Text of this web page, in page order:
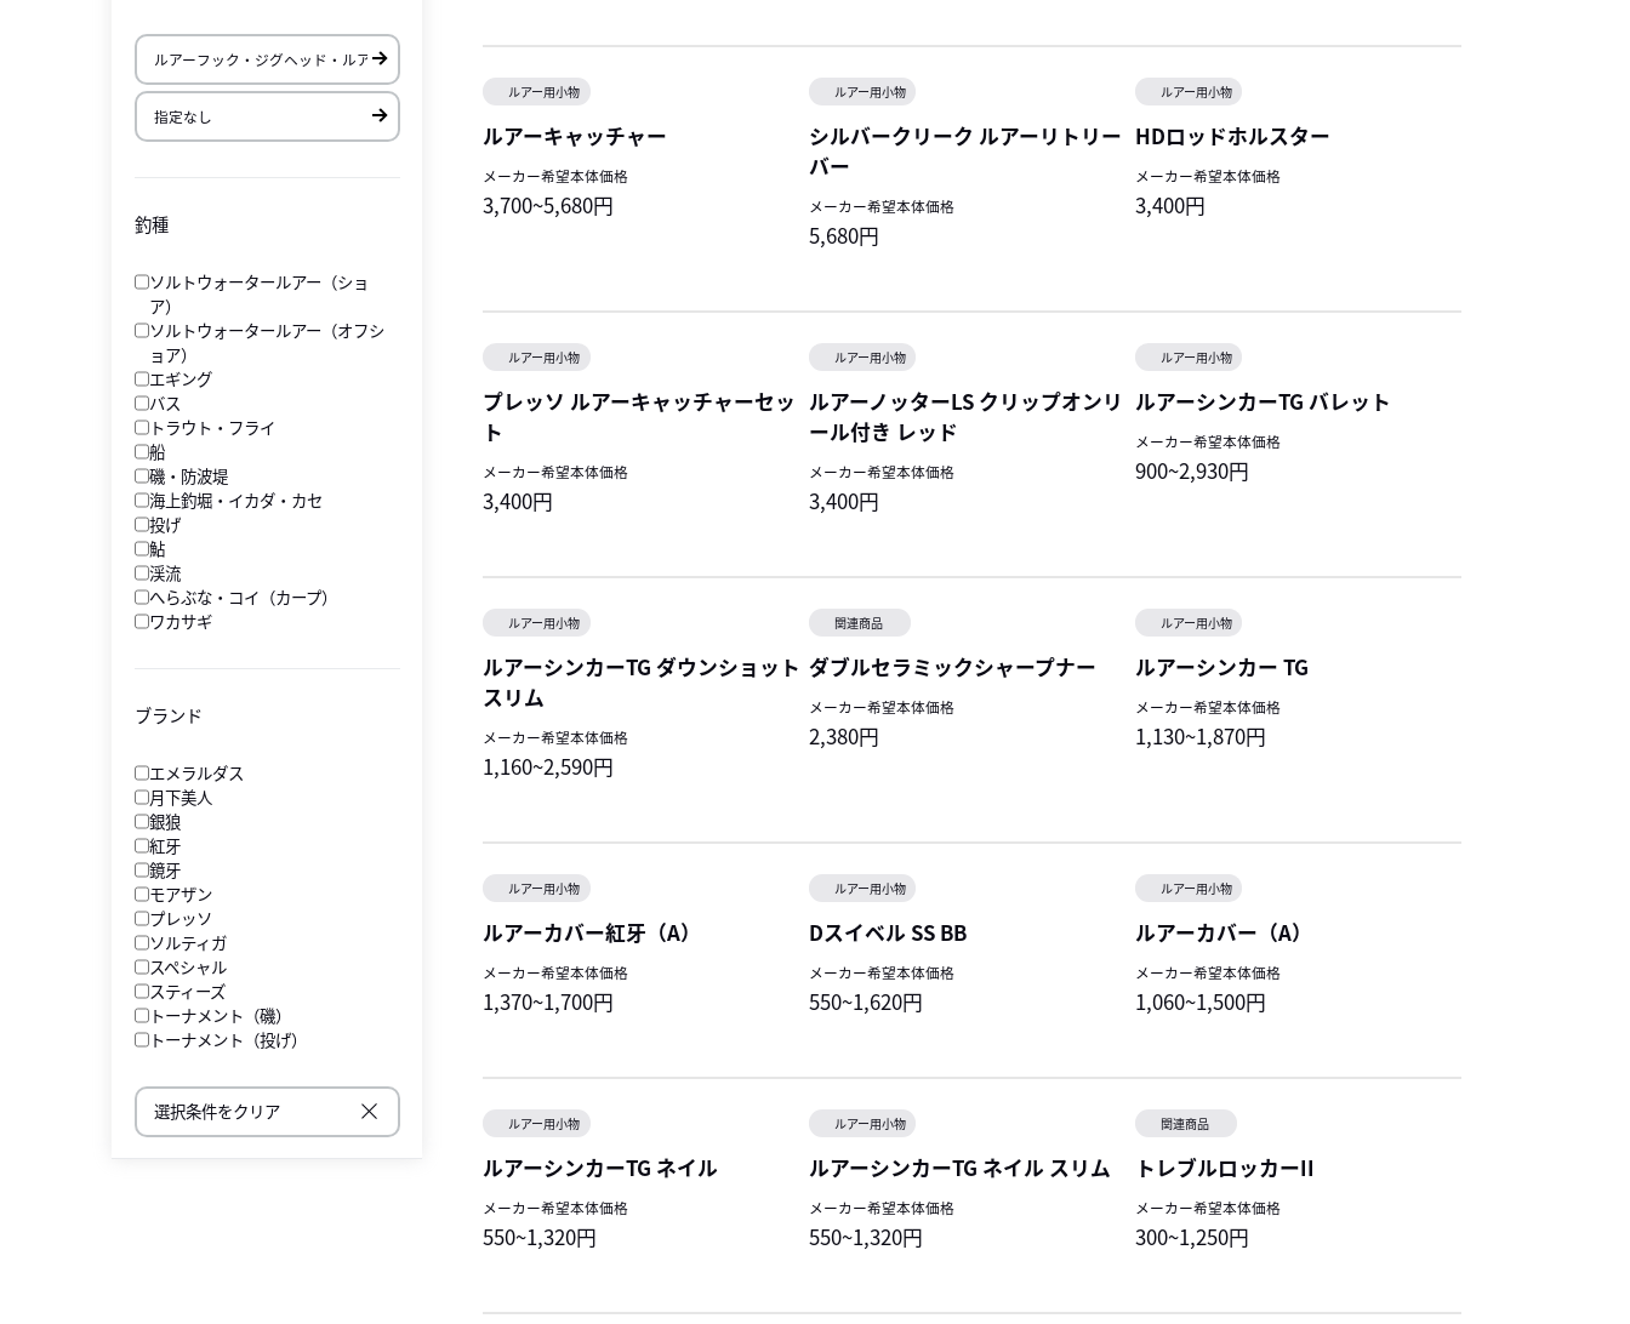
釣種
ソルトウォータールアー（ショ
ア）
ソルトウォータールアー（オフシ
ョア）
エギング
バス
トラウト・フライ
船
磯・防波堤
海上釣堀・イカダ・カセ
投げ
鮎
渓流
へらぶな・コイ（カープ）
ワカサギ
ブランド
エメラルダス
月下美人
銀狼
紅牙
鏡牙
モアザン
プレッソ
ソルティガ
スペシャル
スティーズ
トーナメント（磯）
トーナメント（投げ）
選択条件をクリア
ルアー用小物
ルアーキャッチャー
メーカー希望本体価格
3,700~5,680円
ルアー用小物
シルバークリーク ルアーリトリー
バー
メーカー希望本体価格
5,680円
ルアー用小物
HDロッドホルスター
メーカー希望本体価格
3,400円
ルアー用小物
プレッソ ルアーキャッチャーセッ
ト
メーカー希望本体価格
3,400円
ルアー用小物
ルアーノッターLS クリップオンリ
ール付き レッド
メーカー希望本体価格
3,400円
ルアー用小物
ルアーシンカーTG バレット
メーカー希望本体価格
900~2,930円
ルアー用小物
ルアーシンカーTG ダウンショット
スリム
メーカー希望本体価格
1,160~2,590円
関連商品
ダブルセラミックシャープナー
メーカー希望本体価格
2,380円
ルアー用小物
ルアーシンカー TG
メーカー希望本体価格
1,130~1,870円
ルアー用小物
ルアーカバー紅牙（A）
メーカー希望本体価格
1,370~1,700円
ルアー用小物
Dスイベル SS BB
メーカー希望本体価格
550~1,620円
ルアー用小物
ルアーカバー（A）
メーカー希望本体価格
1,060~1,500円
ルアー用小物
ルアーシンカーTG ネイル
メーカー希望本体価格
550~1,320円
ルアー用小物
ルアーシンカーTG ネイル スリム
メーカー希望本体価格
550~1,320円
関連商品
トレブルロッカーII
メーカー希望本体価格
300~1,250円